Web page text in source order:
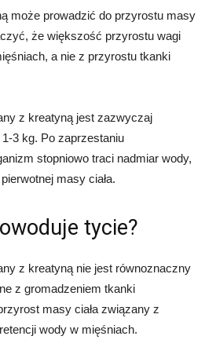
może prowadzić do przyrostu masy
że większość przyrostu wagi
a nie z przyrostu tkanki
z kreatyną jest zazwyczaj
1-3 kg. Po zaprzestaniu
stopniowo traci nadmiar wody,
masy ciała.
tycie?
z kreatyną nie jest równoznaczny
z gromadzeniem tkanki
masy ciała związany z
wody w mięśniach.